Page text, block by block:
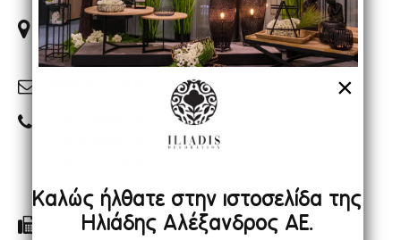
7ο χλμ Εθνικής Οδού Θεσσαλονίκης – Λαγκαδά,
Θεσσαλονίκη 56429 ΤΘ: 40310
+30 2310686137
+30 2310686138
Καλώς ήλθατε στην ιστοσελίδα της
Ηλιάδης Αλέξανδρος ΑΕ.
×